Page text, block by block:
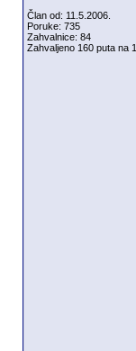
Član od: 11.5.2006.
Poruke: 735
Zahvalnice: 84
Zahvaljeno 160 puta na